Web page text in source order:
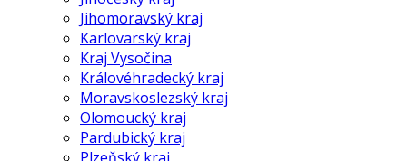
Jihomoravský kraj
Karlovarský kraj
Kraj Vysočina
Královéhradecký kraj
Moravskoslezský kraj
Olomoucký kraj
Pardubický kraj